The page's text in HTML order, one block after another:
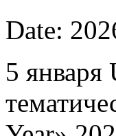
Date:
5